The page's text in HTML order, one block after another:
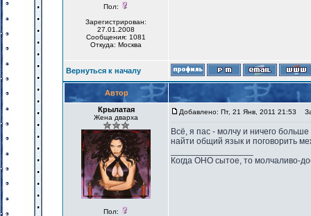
Пол:
Зарегистрирован:
27.01.2008
Сообщения: 1081
Откуда: Москва
Вернуться к началу
Автор
Крылатая
Жена дварха
Пол:
Добавлено: Пт, 21 Янв, 2011 21:53
Всё, я пас - молчу и ничего
найти общий язык и поговорить
Когда ОНО сытое, то молчаливо-